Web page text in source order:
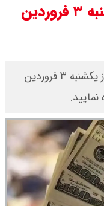
قیمت دلار و یورو امروز یکشنبه ۳ فروردین
قیمت دلار، یورو، پوند و سایر ارز‌ها امروز یکشنبه ۳ فروردین